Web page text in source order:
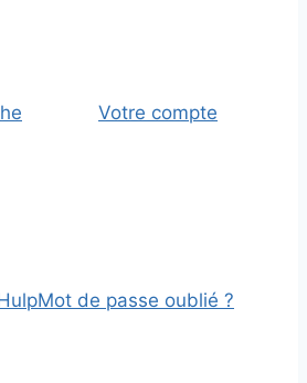
Votre compte
Mot de passe oublié ?